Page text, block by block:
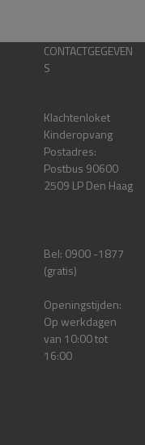
CONTACTGEGEVEN
S
Klachtenloket
Kinderopvang
Postadres:
Postbus 90600
2509 LP Den Haag
Bel: 0900 -1877
(gratis)
Openingstijden:
Op werkdagen
van 10:00 tot
16:00